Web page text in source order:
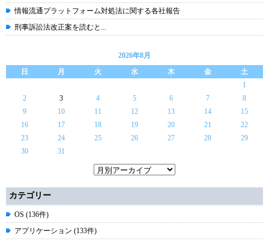
情報流通プラットフォーム対処法に関する各社報告
刑事訴訟法改正案を読むと...
2026年8月
日
月 火 水 木 金
土
1
2
3 4 5 6 7
8
9
10 11 12 13 14
15
16
17 18 19 20 21
22
23
24 25 26 27 28
29
30
31
カテゴリー
OS (136件)
アプリケーション (133件)